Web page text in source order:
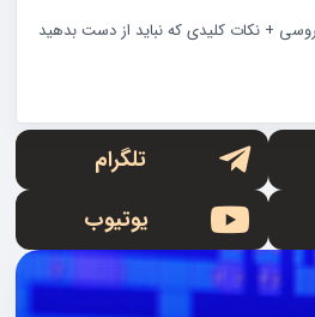
+ نکات کلیدی که نباید از دست بدهید
تلگرام
یوتیوب